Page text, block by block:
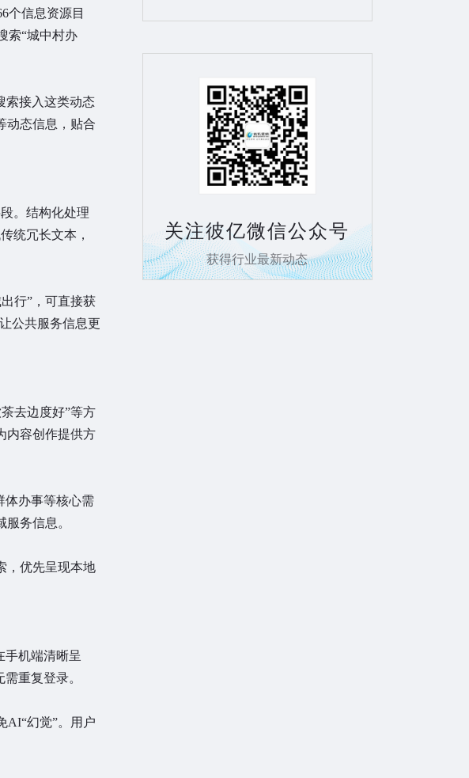
个信息资源目
索“城中村办
索接入这类动态
动态信息，贴合
。结构化处理
统冗长文本，
行”，可直接获
公共服务信息更
去边度好”等方
内容创作提供方
体办事等核心需
务信息。
，优先呈现本地
手机端清晰呈
重复登录。
AI“幻觉”。用户
关注彼亿微信公众号
获得行业最新动态